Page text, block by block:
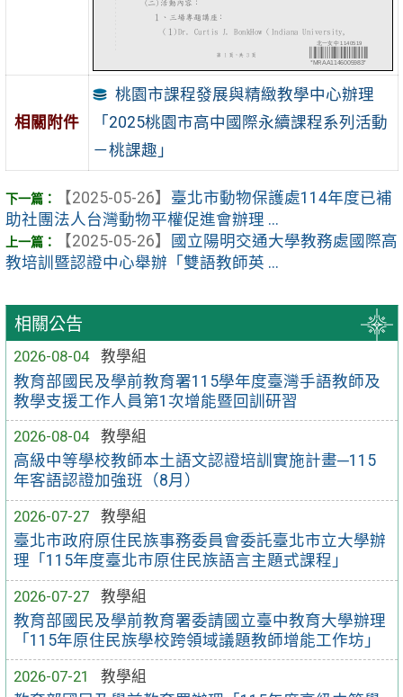
相關公告
2026-08-04
教學組
教育部國民及學前教育署115學年度臺灣手語教師及
教學支援工作人員第1次增能暨回訓研習
2026-08-04
教學組
高級中等學校教師本土語文認證培訓實施計畫─115
年客語認證加強班（8月）
2026-07-27
教學組
臺北市政府原住民族事務委員會委託臺北市立大學辦
理「115年度臺北市原住民族語言主題式課程」
2026-07-27
教學組
教育部國民及學前教育署委請國立臺中教育大學辦理
「115年原住民族學校跨領域議題教師增能工作坊」
2026-07-21
教學組
相關附件
桃園市課程發展與精緻教學中心辦理
「2025桃園市高中國際永續課程系列活動
－桃課趣」
【2025-05-26】 臺北市動物保護處114年度已補
助社團法人台灣動物平權促進會辦理 ...
【2025-05-26】
國立陽明交通大學教務處國際高
教培訓暨認證中心舉辦「雙語教師英 ...